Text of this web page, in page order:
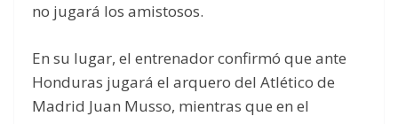
no jugará los amistosos.
En su lugar, el entrenador confirmó que ante
Honduras jugará el arquero del Atlético de
Madrid Juan Musso, mientras que en el